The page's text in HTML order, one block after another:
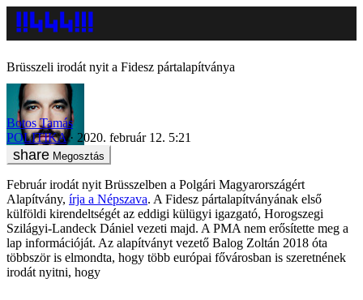
Brüsszeli irodát nyit a Fidesz pártalapítványa
Botos Tamás
POLITIKA
2020. február 12. 5:21
Megosztás
Február irodát nyit Brüsszelben a Polgári Magyarországért
Alapítvány, írja a Népszava. A Fidesz pártalapítványának első
külföldi kirendeltségét az eddigi külügyi igazgató, Horogszegi
Szilágyi-Landeck Dániel vezeti majd. A PMA nem erősítette meg a
lap információját. Az alapítványt vezető Balog Zoltán 2018 óta
többször is elmondta, hogy több európai fővárosban is szeretnének
irodát nyitni, hogy